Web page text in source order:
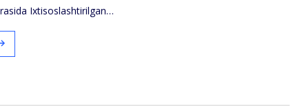
Ixtisoslashtirilgan…